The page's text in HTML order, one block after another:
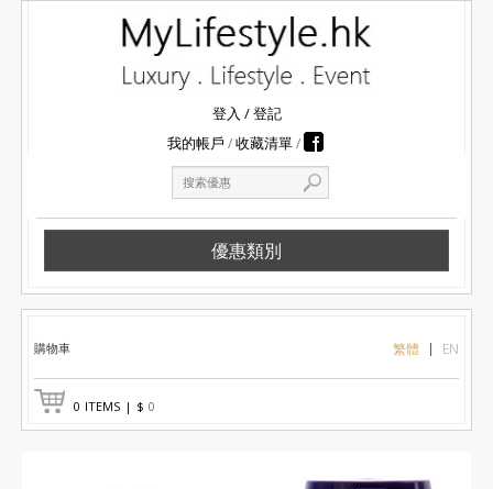
登入 /登記
我的帳戶
收藏清單
優惠類別
購物車 繁體 EN
0 ITEMS | $ 0